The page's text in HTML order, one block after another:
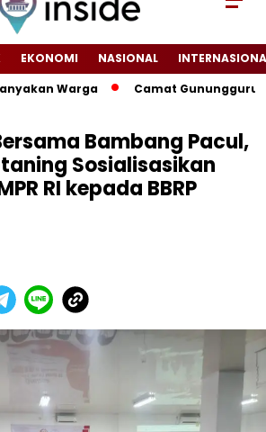
EKONOMI NASIONAL
Warga
‎‎Camat Gunungguruh
Bambang Pacul,
Sosialisasikan
RI kepada BBRP